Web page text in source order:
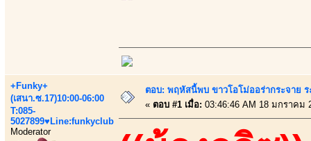
+Funky+
(เสนา.ซ.17)10:00-06:00
T:085-
5027899♥Line:funkyclub
Moderator
ตอบ: พฤหัสนี้พบ ขาวโอโม่ออร่ากระจาย
« ตอบ #1 เมื่อ: 03:46:46 AM 18 มกราคม